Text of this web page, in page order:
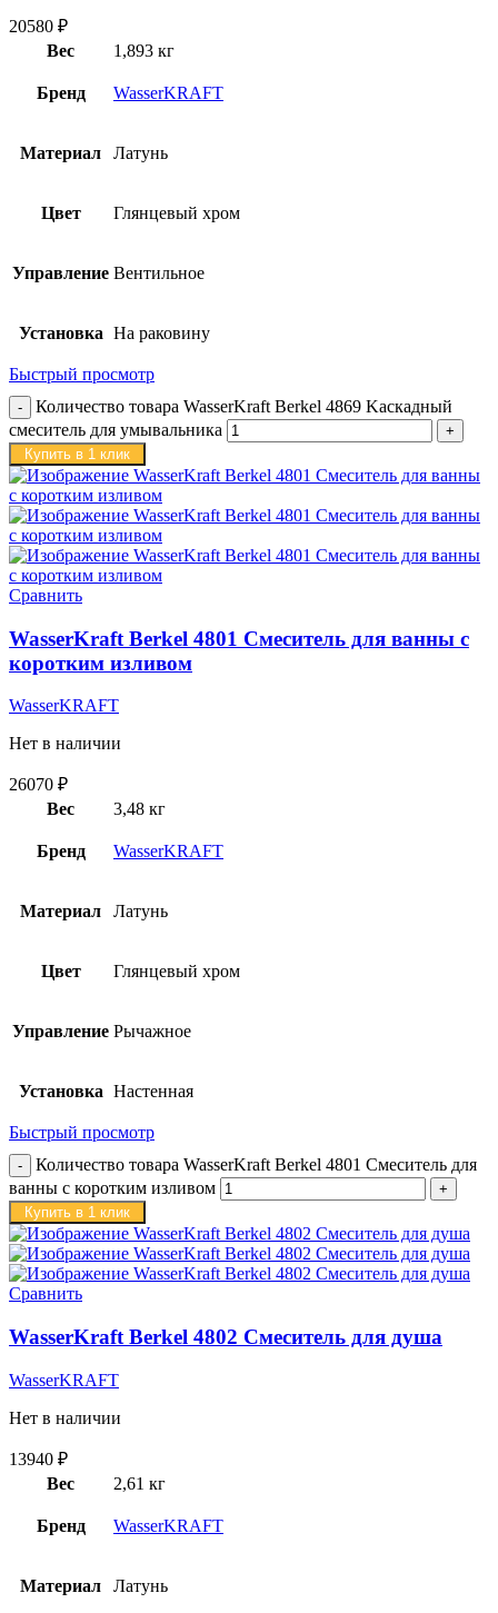
20580 ₽
Вес
1,893 кг
Бренд WasserKRAFT
Материал Латунь
Цвет Глянцевый хром
Управление Вентильное
Установка На раковину
Быстрый просмотр
Количество товара WasserKraft Berkel 4869 Kаскадный
смеситель для умывальника
Купить в 1 клик
Сравнить
WasserKraft Berkel 4801 Смеситель для ванны с
коротким изливом
WasserKRAFT
Нет в наличии
26070 ₽
Вес
3,48 кг
Бренд WasserKRAFT
Материал Латунь
Цвет Глянцевый хром
Управление Рычажное
Установка Настенная
Быстрый просмотр
Количество товара WasserKraft Berkel 4801 Смеситель для
ванны с коротким изливом
Купить в 1 клик
Сравнить
WasserKraft Berkel 4802 Смеситель для душа
WasserKRAFT
Нет в наличии
13940 ₽
Вес
2,61 кг
Бренд WasserKRAFT
Материал Латунь